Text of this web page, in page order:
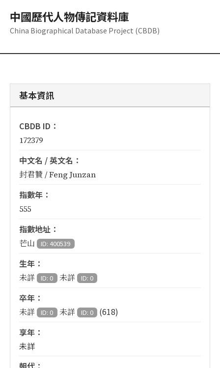
中國歷代人物傳記資料庫
China Biographical Database Project (CBDB)
基本資訊
CBDB ID：
172379
中文名 / 英文名：
封君贊 / Feng Junzan
指數年：
555
指數地址：
芒山 ID: 400539
生年：
未詳 ID: 0 未詳 ID: 0
卒年：
未詳 ID: 0 未詳 ID: 0
(618)
享年：
未詳